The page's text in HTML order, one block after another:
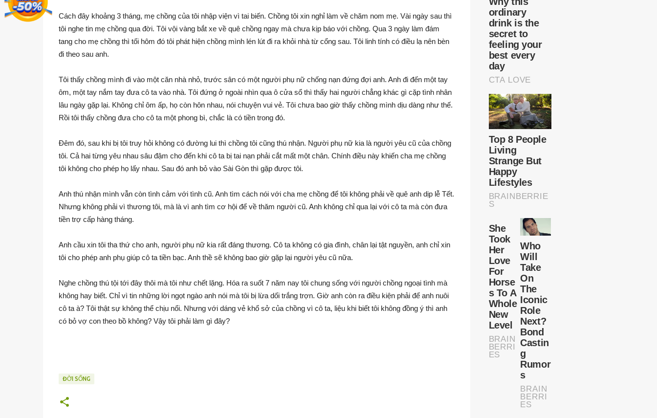
Cách đây khoảng 3 tháng, mẹ chồng của tôi nhập viện vì tai biến. Chồng tôi xin nghỉ làm về chăm nom mẹ. Vài ngày sau thì
tôi nghe tin mẹ chồng qua đời. Tôi vội vàng bắt xe về quê chồng ngay mà chưa kịp báo với chồng. Qua 3 ngày làm đám
tang cho mẹ chồng thì tối hôm đó tôi phát hiện chồng mình lén lút đi ra khỏi nhà từ cổng sau. Tôi linh tính có điều lạ nên bèn
đi theo sau anh.
Tôi thấy chồng mình đi vào một căn nhà nhỏ, trước sân có một người phụ nữ chống nạn đứng đợi anh. Anh đi đến một tay
ôm, một tay nắm tay đưa cô ta vào nhà. Tôi đứng ở ngoài nhìn qua ô cửa sổ thì thấy hai người chẳng khác gì cặp tình nhân
lâu ngày gặp lại. Không chỉ ôm ấp, họ còn hôn nhau, nói chuyện vui vẻ. Tôi chưa bao giờ thấy chồng mình dịu dàng như thế.
Rồi tôi thấy chồng đưa cho cô ta một phong bì, chắc là có tiền trong đó.
Đêm đó, sau khi bị tôi truy hỏi không có đường lui thì chồng tôi cũng thú nhận. Người phụ nữ kia là người yêu cũ của chồng
tôi. Cả hai từng yêu nhau sâu đậm cho đến khi cô ta bị tai nạn phải cắt mất một chân. Chính điều này khiến cha mẹ chồng
tôi không cho phép họ lấy nhau. Sau đó anh bỏ vào Sài Gòn thì gặp được tôi.
Anh thú nhận mình vẫn còn tình cảm với tình cũ. Anh tìm cách nói với cha mẹ chồng để tôi không phải về quê anh dịp lễ Tết.
Nhưng không phải vì thương tôi, mà là vì anh tìm cơ hội để về thăm người cũ. Anh không chỉ qua lại với cô ta mà còn đưa
tiền trợ cấp hàng tháng.
Anh cầu xin tôi tha thứ cho anh, người phụ nữ kia rất đáng thương. Cô ta không có gia đình, chân lại tật nguyền, anh chỉ xin
tôi cho phép anh phụ giúp cô ta tiền bạc. Anh thề sẽ không bao giờ gặp lại người yêu cũ nữa.
Nghe chồng thú tội tới đây thôi mà tôi như chết lặng. Hóa ra suốt 7 năm nay tôi chung sống với người chồng ngoại tình mà
không hay biết. Chỉ vì tin những lời ngọt ngào anh nói mà tôi bị lừa dối trắng trợn. Giờ anh còn ra điều kiện phải để anh nuôi
cô ta à? Tôi thật sự không thể chịu nổi. Nhưng với dáng vẻ khổ sở của chồng vì cô ta, liệu khi biết tôi không đồng ý thì anh
có bỏ vợ con theo bồ không? Vậy tôi phải làm gì đây?
ĐỜI SỐNG